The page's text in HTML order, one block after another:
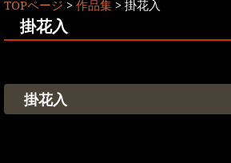
TOPページ > 作品集 > 掛花入
掛花入
掛花入